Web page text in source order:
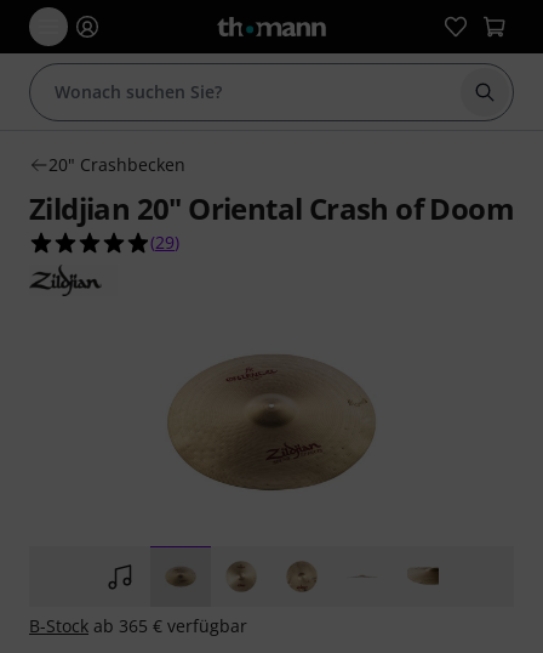
Suche
20" Crashbecken
Zildjian 20" Oriental Crash of Doom
4.9 von 5 Sternen aus 29 Kundenbewertungen
(29)
B-Stock ab 365 € verfügbar